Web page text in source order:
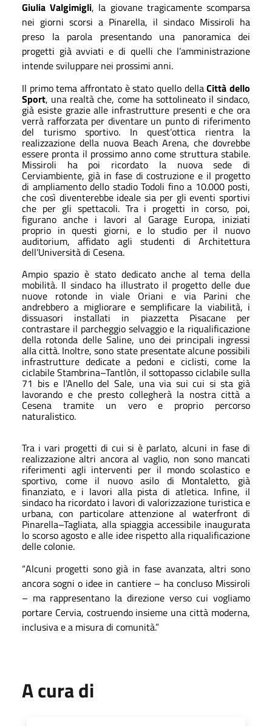
Giulia Valgimigli, la giovane tragicamente scomparsa
nei giorni scorsi a Pinarella, il sindaco Missiroli ha
preso la parola presentando una panoramica dei
progetti già avviati e di quelli che l’amministrazione
intende sviluppare nei prossimi anni.
Il primo tema affrontato è stato quello dellaCittà dello
Sport, una realtà che, come ha sottolineato il sindaco,
già esiste grazie alle infrastrutture presenti e che ora
verrà rafforzata per diventare un punto di riferimento
del turismo sportivo. In quest’ottica rientra la
realizzazione della nuova Beach Arena, che dovrebbe
essere pronta il prossimo anno come struttura stabile.
Missiroli ha poi ricordato la nuova sede di
Cerviambiente, già in fase di costruzione e il progetto
di ampliamento dello stadio Todoli fino a 10.000 posti,
che così diventerebbe ideale sia per gli eventi sportivi
che per gli spettacoli. Tra i progetti in corso, poi,
figurano anche i lavori al Garage Europa, iniziati
proprio in questi giorni, e lo studio per il nuovo
auditorium, affidato agli studenti di Architettura
dell’Università di Cesena.
Ampio spazio è stato dedicato anche al tema della
mobilità. Il sindaco ha illustrato il progetto delle due
nuove rotonde in viale Oriani e via Parini che
andrebbero a migliorare e semplificare la viabilità, i
dissuasori installati in piazzetta Pisacane per
contrastare il parcheggio selvaggio e la riqualificazione
della rotonda delle Saline, uno dei principali ingressi
alla città. Inoltre, sono state presentate alcune possibili
infrastrutture dedicate a pedoni e ciclisti, come la
ciclabile Stambrina–Tantlòn, il sottopasso ciclabile sulla
71 bis e l'Anello del Sale, una via sui cui si sta già
lavorando e che presto collegherà la nostra città a
Cesena tramite un vero e proprio percorso
naturalistico.
Tra i vari progetti di cui si è parlato, alcuni in fase di
realizzazione altri ancora al vaglio, non sono mancati
riferimenti agli interventi per il mondo scolastico e
sportivo, come il nuovo asilo di Montaletto, già
finanziato, e i lavori alla pista di atletica. Infine, il
sindaco ha ricordato i lavori di valorizzazione turistica e
urbana, con particolare attenzione al waterfront di
Pinarella–Tagliata, alla spiaggia accessibile inaugurata
lo scorso agosto e alle idee rispetto alla riqualificazione
delle colonie.
“Alcuni progetti sono già in fase avanzata, altri sono
ancora sogni o idee in cantiere – ha concluso Missiroli
– ma rappresentano la direzione verso cui vogliamo
portare Cervia, costruendo insieme una città moderna,
inclusiva e a misura di comunità.”
A cura di